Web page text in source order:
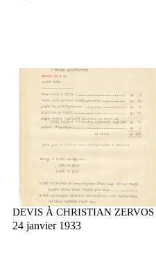
DEVIS À CHRISTIAN ZERVOS
24 janvier 1933